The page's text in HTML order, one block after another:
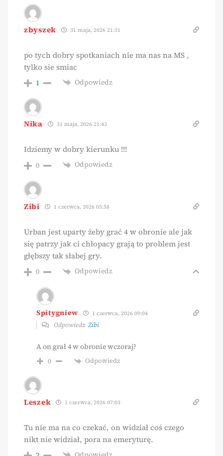
zbyszek 31 maja, 2026 21:31
po tych dobry spotkaniach nie ma nas na MS ,
tylko sie smiac
1 Odpowiedz
Nika 31 maja, 2026 21:43
Idziemy w dobry kierunku !!!
0 Odpowiedz
Zibi 1 czerwca, 2026 05:58
Urban jest uparty żeby grać 4 w obronie ale jak
się patrzy jak ci chłopacy grają to problem jest
głębszy tak słabej gry.
0 Odpowiedz
Spitygniew 1 czerwca, 2026 09:04
Odpowiedz Zibi
A on grał 4 w obronie wczoraj?
0 Odpowiedz
Leszek 1 czerwca, 2026 07:03
Tu nie ma na co czekać, on widział coś czego
nikt nie widział, pora na emeryturę.